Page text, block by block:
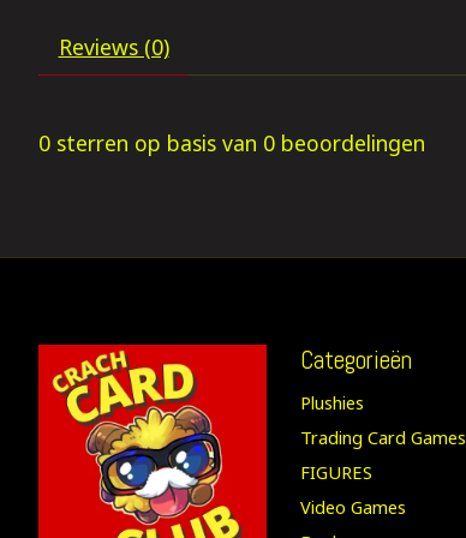
Reviews (0)
0 sterren op basis van 0 beoordelingen
Categorieën
Plushies
Trading Card Games
FIGURES
Video Games